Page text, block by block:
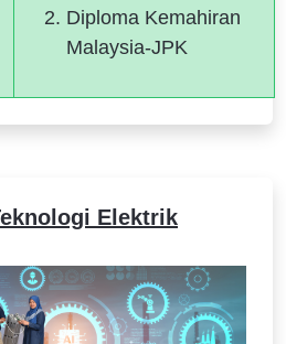
Diploma Kemahiran
Malaysia-JPK
Elektrik